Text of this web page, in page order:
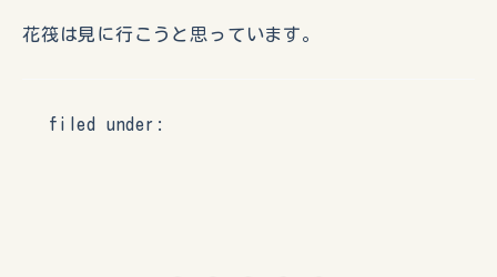
花筏は見に行こうと思っています。
filed under: